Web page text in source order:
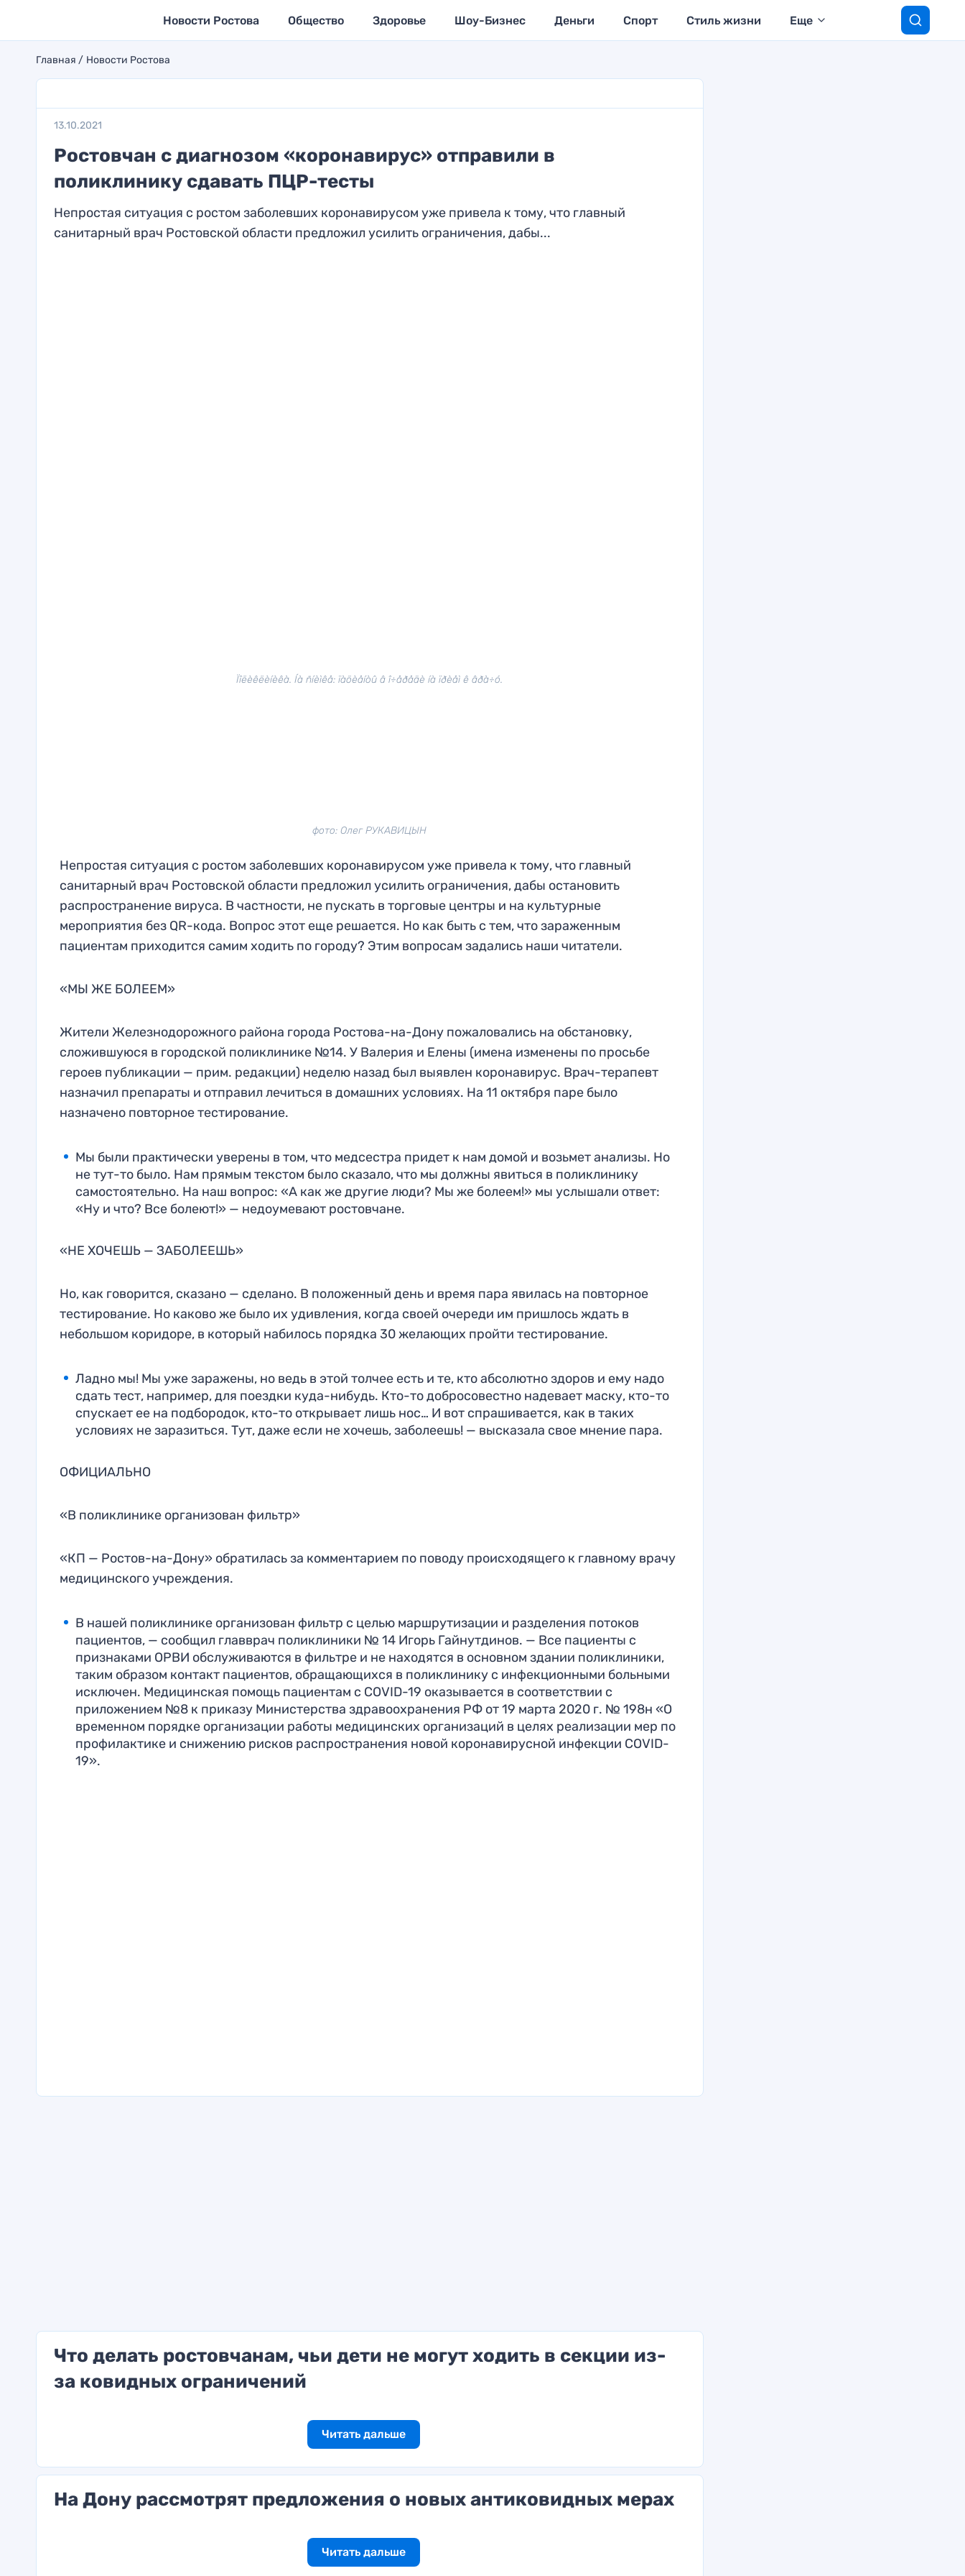
Новости Ростова Общество Здоровье Шоу-Бизнес Деньги Спорт Стиль жизни Еще
Главная Новости Ростова
13.10.2021
Ростовчан с диагнозом «коронавирус» отправили в
поликлинику сдавать ПЦР-тесты
Непростая ситуация с ростом заболевших коронавирусом уже привела к тому, что главный
санитарный врач Ростовской области предложил усилить ограничения, дабы...
Ïîëèêëèíèêà. Íà ñíèìêå: ïàöèåíòû â î÷åðåäè íà ïðèåì ê âðà÷ó.
фото: Олег РУКАВИЦЫН
Непростая ситуация с ростом заболевших коронавирусом уже привела к тому, что главный
санитарный врач Ростовской области предложил усилить ограничения, дабы остановить
распространение вируса. В частности, не пускать в торговые центры и на культурные
мероприятия без QR-кода. Вопрос этот еще решается. Но как быть с тем, что зараженным
пациентам приходится самим ходить по городу? Этим вопросам задались наши читатели.
«МЫ ЖЕ БОЛЕЕМ»
Жители Железнодорожного района города Ростова-на-Дону пожаловались на обстановку,
сложившуюся в городской поликлинике №14. У Валерия и Елены (имена изменены по просьбе
героев публикации — прим. редакции) неделю назад был выявлен коронавирус. Врач-терапевт
назначил препараты и отправил лечиться в домашних условиях. На 11 октября паре было
назначено повторное тестирование.
Мы были практически уверены в том, что медсестра придет к нам домой и возьмет анализы. Но
не тут-то было. Нам прямым текстом было сказало, что мы должны явиться в поликлинику
самостоятельно. На наш вопрос: «А как же другие люди? Мы же болеем!» мы услышали ответ:
«Ну и что? Все болеют!» — недоумевают ростовчане.
«НЕ ХОЧЕШЬ — ЗАБОЛЕЕШЬ»
Но, как говорится, сказано — сделано. В положенный день и время пара явилась на повторное
тестирование. Но каково же было их удивления, когда своей очереди им пришлось ждать в
небольшом коридоре, в который набилось порядка 30 желающих пройти тестирование.
Ладно мы! Мы уже заражены, но ведь в этой толчее есть и те, кто абсолютно здоров и ему надо
сдать тест, например, для поездки куда-нибудь. Кто-то добросовестно надевает маску, кто-то
спускает ее на подбородок, кто-то открывает лишь нос… И вот спрашивается, как в таких
условиях не заразиться. Тут, даже если не хочешь, заболеешь! — высказала свое мнение пара.
ОФИЦИАЛЬНО
«В поликлинике организован фильтр»
«КП — Ростов-на-Дону» обратилась за комментарием по поводу происходящего к главному врачу
медицинского учреждения.
В нашей поликлинике организован фильтр с целью маршрутизации и разделения потоков
пациентов, — сообщил главврач поликлиники № 14 Игорь Гайнутдинов. — Все пациенты с
признаками ОРВИ обслуживаются в фильтре и не находятся в основном здании поликлиники,
таким образом контакт пациентов, обращающихся в поликлинику с инфекционными больными
исключен. Медицинская помощь пациентам с COVID-19 оказывается в соответствии с
приложением №8 к приказу Министерства здравоохранения РФ от 19 марта 2020 г. № 198н «О
временном порядке организации работы медицинских организаций в целях реализации мер по
профилактике и снижению рисков распространения новой коронавирусной инфекции COVID-
19».
Что делать ростовчанам, чьи дети не могут ходить в секции из-
за ковидных ограничений
Читать дальше
На Дону рассмотрят предложения о новых антиковидных мерах
Читать дальше